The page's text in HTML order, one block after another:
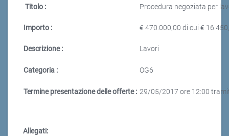
Titolo : Procedura negoziata per
Importo : € 470.000,00 di cui €
Descrizione : Lavori
Categoria : OG6
Termine presentazione delle offerte : 29/05/2017 ore 12:00
Allegati: